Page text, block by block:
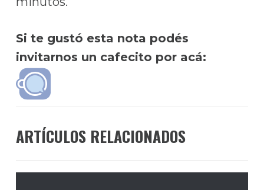
Si te gustó esta nota podés
invitarnos un cafecito por acá:
ARTÍCULOS RELACIONADOS